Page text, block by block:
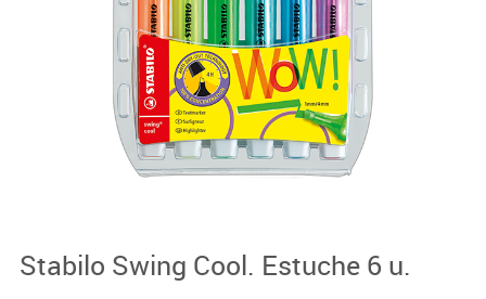
Stabilo Swing Cool. Estuche 6 u.